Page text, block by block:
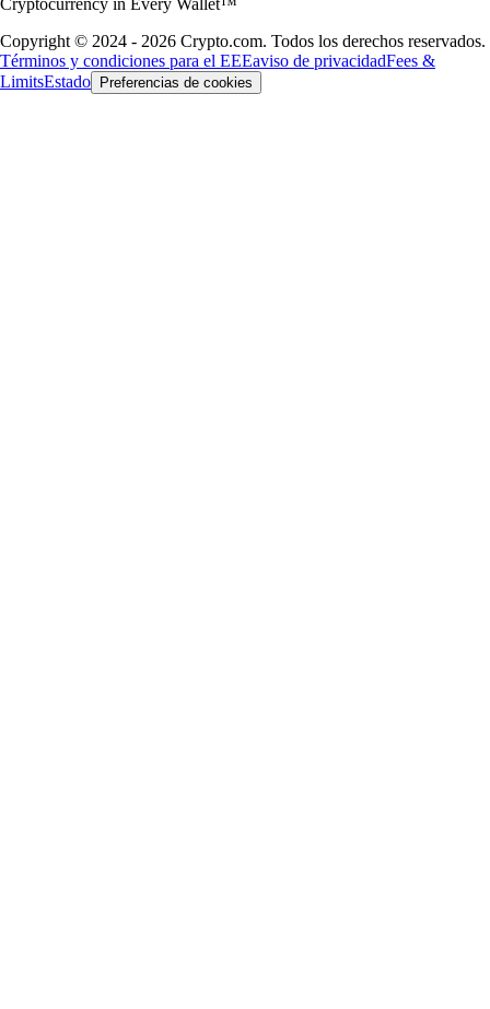
Cryptocurrency in Every Wallet™
Copyright © 2024 - 2026 Crypto.com. Todos los derechos reservados.
Términos y condiciones para el EEEaviso de privacidadFees &
LimitsEstado Preferencias de cookies